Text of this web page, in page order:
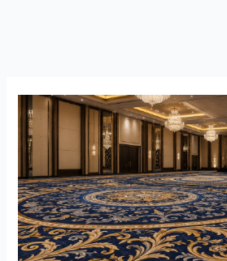
Pemilihan
Karpet
yang
Tepat
Untuk
Kebutuhan
Ruangan